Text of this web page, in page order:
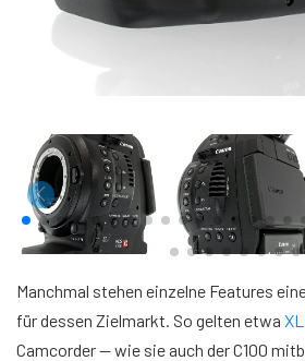
Manchmal stehen einzelne Features
für dessen Zielmarkt. So gelten etwa
Camcorder — wie sie auch der C100